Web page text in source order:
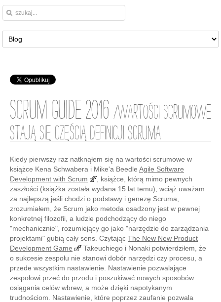
Scrum Guide 2016 /WARTOŚCI SCRUMOWE
STAJĄ SIĘ CZĘŚCIĄ DEFINICJI SCRUMA
Kiedy pierwszy raz natknąłem się na wartości scrumowe w
książce Kena Schwabera i Mike'a Beedle Agile Software
Development with Scrum
, książce, którą mimo pewnych
zaszłości (książka została wydana 15 lat temu), wciąż uważam
za najlepszą jeśli chodzi o podstawy i genezę Scruma,
zrozumiałem, że Scrum jako metoda osadzony jest w pewnej
konkretnej filozofii, a ludzie podchodzący do niego
"mechanicznie", rozumiejący go jako "narzędzie do zarządzania
projektami" gubią cały sens. Czytając The New New Product
Development Game
Takeuchiego i Nonaki potwierdziłem, że
o sukcesie zespołu nie stanowi dobór narzędzi czy procesu, a
przede wszystkim nastawienie. Nastawienie pozwalające
zespołowi przeć do przodu i poszukiwać nowych sposobów
osiągania celów wbrew, a może dzięki napotykanym
trudnościom. Nastawienie, które poprzez zaufanie pozwala